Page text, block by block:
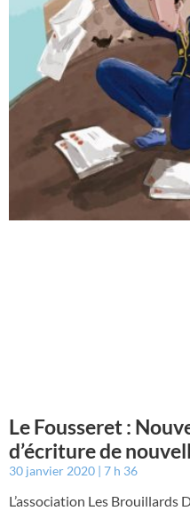
Le Fousseret :
d’écriture de
30 janvier 2020 7 h 36
L’association Les Brouillards